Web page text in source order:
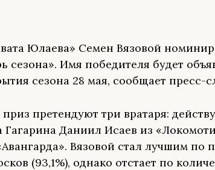
Юлаева» Семен Вязовой
сезона». Имя победителя будет
сезона 28 мая, сообщает пресс-
претендуют три вратаря:
Гагарина Даниил Исаев из
Вязовой стал лучшим по
(93,1%), однако отстает по